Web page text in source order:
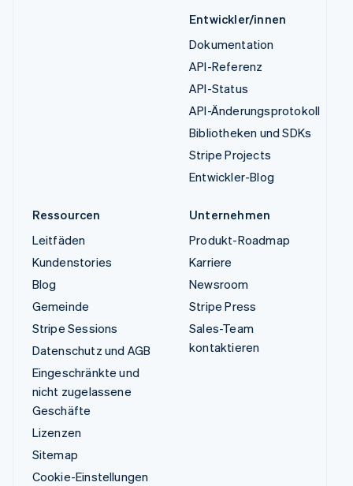
Entwickler/innen
Dokumentation
API-Referenz
API-Status
API-Änderungsprotokoll
Bibliotheken und SDKs
Stripe Projects
Entwickler-Blog
Ressourcen
Leitfäden
Kundenstories
Blog
Gemeinde
Stripe Sessions
Datenschutz und AGB
Eingeschränkte und
nicht zugelassene
Geschäfte
Lizenzen
Sitemap
Cookie-Einstellungen
Unternehmen
Produkt-Roadmap
Karriere
Newsroom
Stripe Press
Sales-Team
kontaktieren